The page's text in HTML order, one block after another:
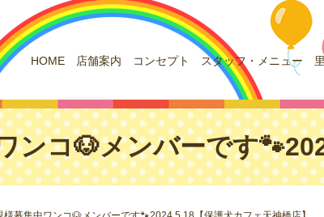
HOME 店舗案内 コンセプト スタッフ・メニュー
ンコ🐶メンバーです